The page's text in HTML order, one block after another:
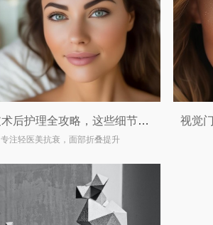
双眼皮术后护理全攻略，这些细节你一定要知道！
专注轻医美抗衰，面部折叠提升